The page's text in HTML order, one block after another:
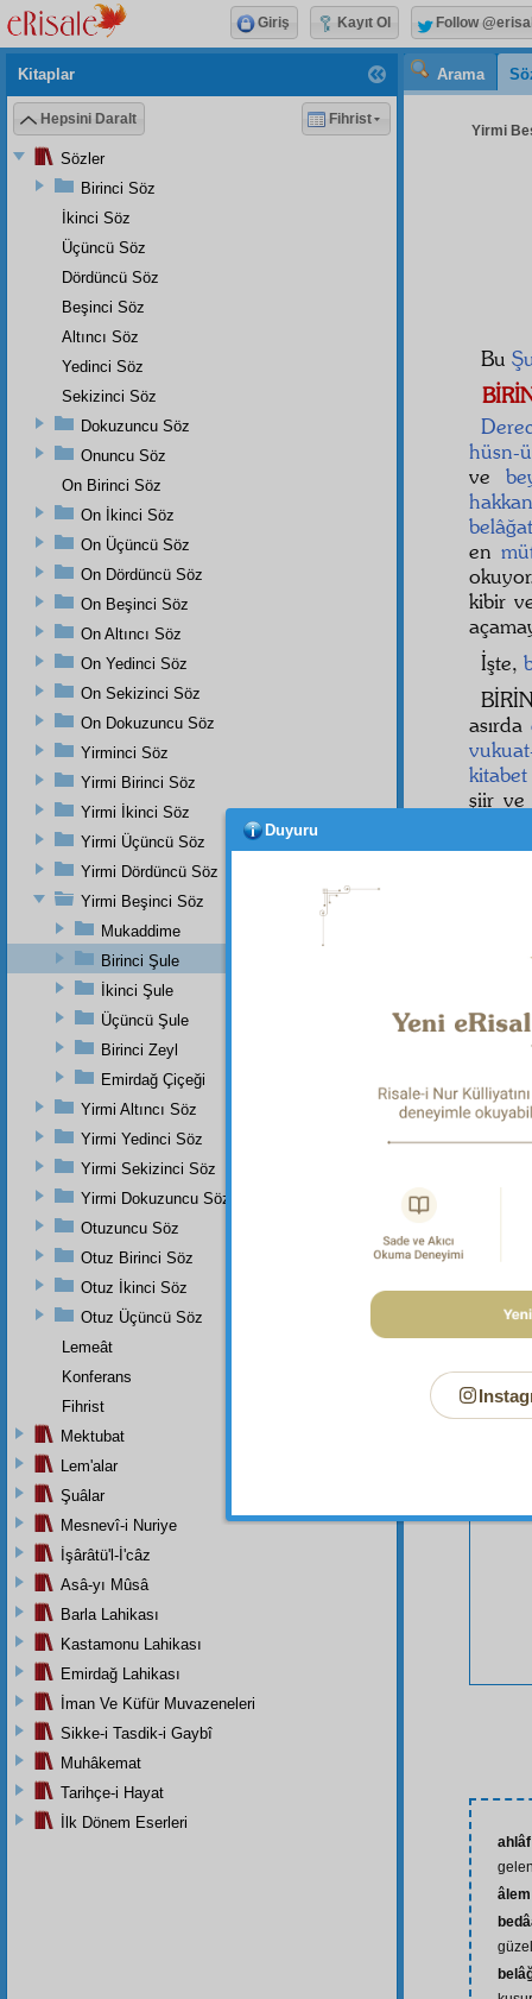
Arama
Yirmi
Bu
hüsn-
ve
en
kibir
İşte,
asırda
kitabet
şiir
revaç
ahlâf
âlem
Kitaplar
Hepsini Daralt Fihrist
Sözler
Birinci Söz
İkinci Söz
Üçüncü Söz
Dördüncü Söz
Beşinci Söz
Altıncı Söz
Yedinci Söz
Sekizinci Söz
Dokuzuncu Söz
Onuncu Söz
On Birinci Söz
On İkinci Söz
On Üçüncü Söz
On Dördüncü Söz
On Beşinci Söz
On Altıncı Söz
On Yedinci Söz
On Sekizinci Söz
On Dokuzuncu Söz
Yirminci Söz
Yirmi Birinci Söz
Yirmi İkinci Söz
Yirmi Üçüncü Söz
Yirmi Dördüncü Söz
Yirmi Beşinci Söz
Mukaddime
Birinci Şule
İkinci Şule
Üçüncü Şule
Birinci Zeyl
Emirdağ Çiçeği
Yirmi Altıncı Söz
Yirmi Yedinci Söz
Yirmi Sekizinci Söz
Yirmi Dokuzuncu Söz
Otuzuncu Söz
Otuz Birinci Söz
Otuz İkinci Söz
Otuz Üçüncü Söz
Lemeât
Konferans
Fihrist
Mektubat
Lem'alar
Şuâlar
Mesnevî-i Nuriye
İşârâtü'l-İ'câz
Asâ-yı Mûsâ
Barla Lahikası
Kastamonu Lahikası
Emirdağ Lahikası
İman Ve Küfür Muvazeneleri
Sikke-i Tasdik-i Gaybî
Muhâkemat
Tarihçe-i Hayat
İlk Dönem Eserleri
Giriş Kayıt Ol Follow
Duyuru